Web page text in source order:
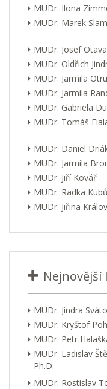
MUDr. Ilona
MUDr. Marek
MUDr. Josef Otava
MUDr. Oldřich
MUDr. Jarmila
MUDr. Jarmila
MUDr. Gabriela
MUDr. Tomáš
MUDr. Daniel
MUDr. Jarmila
MUDr. Jiří Kovář
MUDr. Radka Kubů
MUDr. Jiřina
MUDr. Jindra
MUDr. Kryštof
MUDr. Petr
MUDr. Ladislav
Ph.D.
MUDr. Rostislav